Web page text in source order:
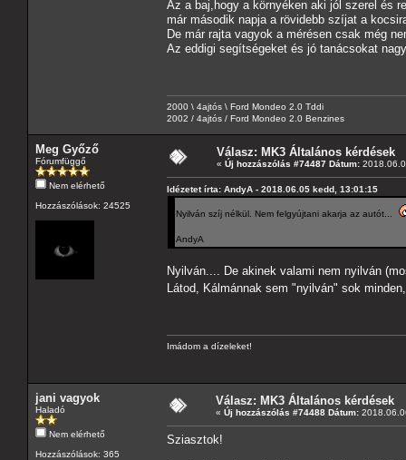
Az a baj,hogy a környéken aki jól szerel és
már második napja a rövidebb szíjat a
De már rajta vagyok a mérésen csak még
Az eddigi segítségeket és jó tanácsokat
2000 \ 4ajtós \ Ford Mondeo 2.0 Tddi
2002 / 4ajtós / Ford Mondeo 2.0 Benzines
Meg Győző
Fórumfüggő
Nem elérhető
Hozzászólások: 24525
Válasz: MK3 Általános kérdések
« Új hozzászólás #74487 Dátum:
Idézetet írta: AndyA - 2018.06.05 kedd, 13:01:15
Nyilván szíj nélkül. Nem felgyújtani akarja az autót...
AndyA
Nyilván.... De akinek valami nem nyilván
Látod, Kálmánnak sem "nyilván" sok
Imádom a dízeleket!
jani vagyok
Haladó
Nem elérhető
Hozzászólások: 365
Válasz: MK3 Általános kérdések
« Új hozzászólás #74488 Dátum:
Sziasztok!